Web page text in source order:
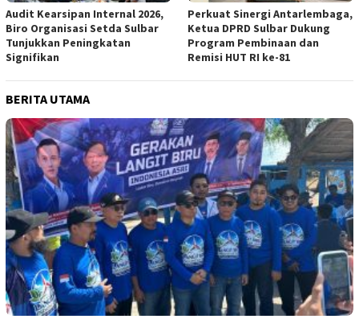
Audit Kearsipan Internal 2026,
Biro Organisasi Setda Sulbar
Tunjukkan Peningkatan
Signifikan
Perkuat Sinergi Antarlembaga,
Ketua DPRD Sulbar Dukung
Program Pembinaan dan
Remisi HUT RI ke-81
BERITA UTAMA